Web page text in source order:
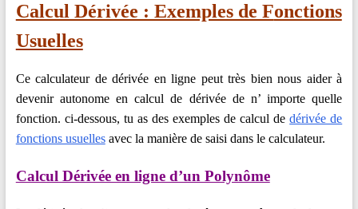
Calcul Dérivée : Exemples de Fonctions
Usuelles
Ce calculateur de dérivée en ligne peut très bien nous aider à
devenir autonome en calcul de dérivée de n’ importe quelle
fonction. ci-dessous, tu as des exemples de calcul dedérivée de
fonctions usuellesavec la manière de saisi dans le calculateur.
Calcul Dérivée en ligne d’un Polynôme